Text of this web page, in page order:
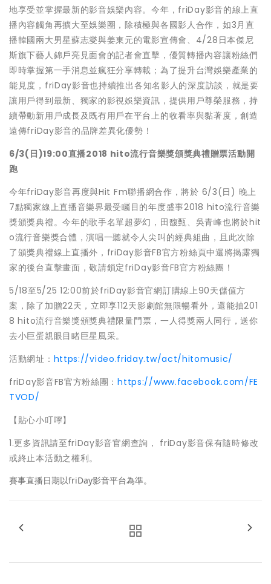
地享受並掌握最新的影音娛樂內容。今年，friDay影音的線上直
播內容觸角再擴大至娛樂圈，除積極與各國影人合作，如3月直
播韓國兩大男星蘇志燮與姜東元的電影宣傳會、4/28日本傑尼
斯旗下藝人錦戶亮見面會的記者會直擊，優質轉播內容讓粉絲們
即時掌握第一手消息並瘋狂分享轉載；為了提升台灣娛樂產業的
能見度，friDay影音也持續推出各知名影人的深度訪談，就是要
讓用戶得到最新、獨家的影視娛樂資訊，提供用戶尊榮服務，持
續帶動新用戶成長及既有用戶在平台上的收看率與黏著度，創造
遠傳friDay影音的品牌差異化優勢！
6/3( 日)19:00直播2018 hito流行音樂獎頒獎典禮贈票活動開
跑
今年friDay影音再度與Hit Fm聯播網合作，將於 6/3(日) 晚上
7點獨家線上直播音樂界最受矚目的年度盛事2018 hito流行音樂
獎頒獎典禮。今年的歌手名單超夢幻，田馥甄、吳青峰也將於hit
o流行音樂獎合體，演唱一聽就令人尖叫的經典組曲，且此次除
了頒獎典禮線上直播外，friDay影音FB官方粉絲頁中還將揭露獨
家的後台直擊畫面，敬請鎖定friDay影音FB官方粉絲團！
5/18至5/25 12:00前於friDay影音官網訂購線上90天儲值方
案，除了加贈22天，立即享112天影劇館無限暢看外，還能抽201
8 hito流行音樂獎頒獎典禮限量門票，一人得獎兩人同行，送你
去小巨蛋親眼目睹巨星風采。
活動網址： https://video.friday.tw/act/hitomusic/
friDay影音FB官方粉絲團：https://www.facebook.com/FE
TVOD/
【貼心小叮嚀】
1.更多資訊請至friDay影音官網查詢， friDay影音保有隨時修改
或終止本活動之權利。
賽事直播日期以friDay影音平台為準。